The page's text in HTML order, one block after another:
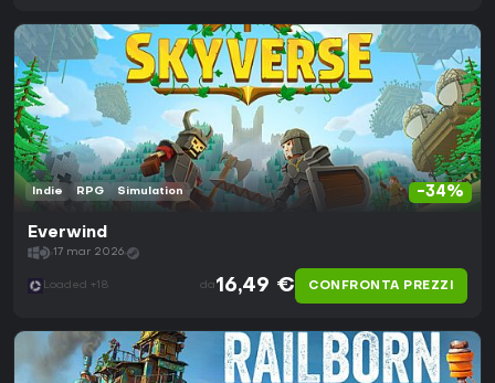
-34%
Indie RPG Simulation
Everwind
17 mar 2026
Loaded +18 da 16,49 € CONFRONTA PREZZI